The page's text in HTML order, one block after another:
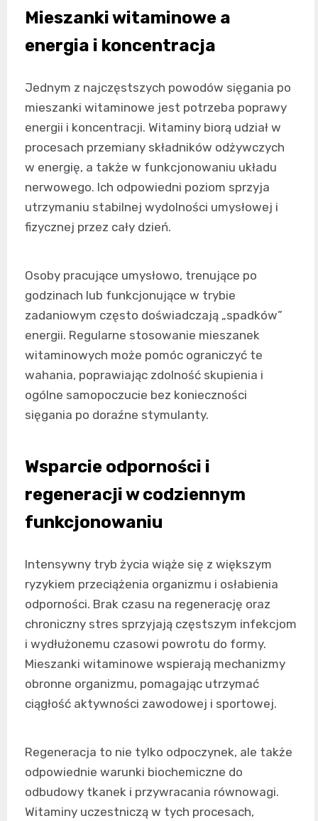
Mieszanki witaminowe a
energia i koncentracja
Jednym z najczęstszych powodów sięgania po
mieszanki witaminowe jest potrzeba poprawy
energii i koncentracji. Witaminy biorą udział w
procesach przemiany składników odżywczych
w energię, a także w funkcjonowaniu układu
nerwowego. Ich odpowiedni poziom sprzyja
utrzymaniu stabilnej wydolności umysłowej i
fizycznej przez cały dzień.
Osoby pracujące umysłowo, trenujące po
godzinach lub funkcjonujące w trybie
zadaniowym często doświadczają „spadków”
energii. Regularne stosowanie mieszanek
witaminowych może pomóc ograniczyć te
wahania, poprawiając zdolność skupienia i
ogólne samopoczucie bez konieczności
sięgania po doraźne stymulanty.
Wsparcie odporności i
regeneracji w codziennym
funkcjonowaniu
Intensywny tryb życia wiąże się z większym
ryzykiem przeciążenia organizmu i osłabienia
odporności. Brak czasu na regenerację oraz
chroniczny stres sprzyjają częstszym infekcjom
i wydłużonemu czasowi powrotu do formy.
Mieszanki witaminowe wspierają mechanizmy
obronne organizmu, pomagając utrzymać
ciągłość aktywności zawodowej i sportowej.
Regeneracja to nie tylko odpoczynek, ale także
odpowiednie warunki biochemiczne do
odbudowy tkanek i przywracania równowagi.
Witaminy uczestniczą w tych procesach,